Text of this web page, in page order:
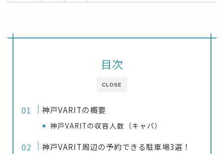
CLOSE
目次
神戸VARITの概要
神戸VARITの収容人数（キャパ）
神戸VARIT周辺の予約できる駐車場3選！